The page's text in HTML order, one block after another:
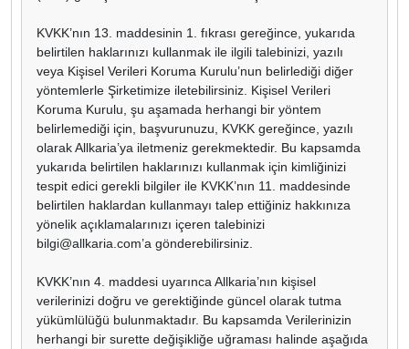
KVKK’nın 13. maddesinin 1. fıkrası gereğince, yukarıda
belirtilen haklarınızı kullanmak ile ilgili talebinizi, yazılı
veya Kişisel Verileri Koruma Kurulu’nun belirlediği diğer
yöntemlerle Şirketimize iletebilirsiniz. Kişisel Verileri
Koruma Kurulu, şu aşamada herhangi bir yöntem
belirlemediği için, başvurunuzu, KVKK gereğince, yazılı
olarak Allkaria’ya iletmeniz gerekmektedir. Bu kapsamda
yukarıda belirtilen haklarınızı kullanmak için kimliğinizi
tespit edici gerekli bilgiler ile KVKK’nın 11. maddesinde
belirtilen haklardan kullanmayı talep ettiğiniz hakkınıza
yönelik açıklamalarınızı içeren talebinizi
bilgi@allkaria.com’a gönderebilirsiniz.
KVKK’nın 4. maddesi uyarınca Allkaria’nın kişisel
verilerinizi doğru ve gerektiğinde güncel olarak tutma
yükümlülüğü bulunmaktadır. Bu kapsamda Verilerinizin
herhangi bir surette değişikliğe uğraması halinde aşağıda